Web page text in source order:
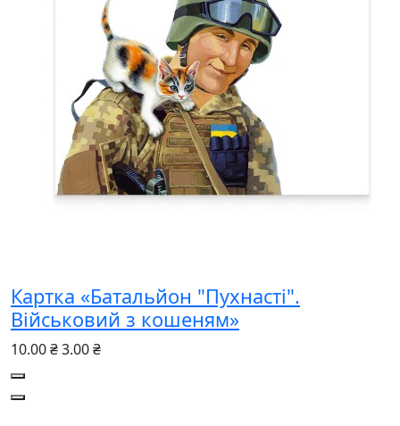
Картка «Батальйон "Пухнасті".
Військовий з кошеням»
10.00 ₴3.00 ₴